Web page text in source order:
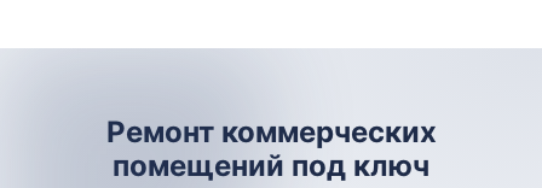
Ремонт коммерческих
помещений под ключ